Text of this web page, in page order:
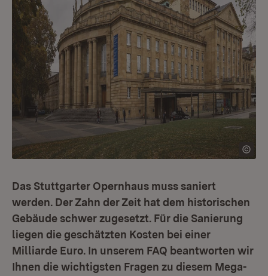
Das Stuttgarter Opernhaus muss saniert
werden. Der Zahn der Zeit hat dem historischen
Gebäude schwer zugesetzt. Für die Sanierung
liegen die geschätzten Kosten bei einer
Milliarde Euro. In unserem FAQ beantworten wir
Ihnen die wichtigsten Fragen zu diesem Mega-